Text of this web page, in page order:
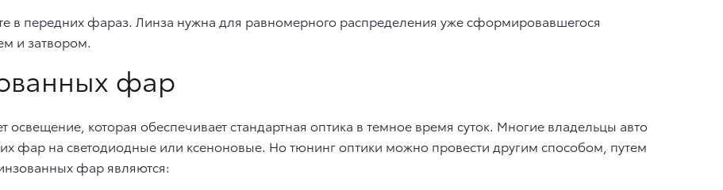
в передних фараз. Линза нужна для равномерного распределения уже сформировавшегося
и затвором.
фар
освещение, которая обеспечивает стандартная оптика в темное время суток. Многие владельцы авто
фар на светодиодные или ксеноновые. Но тюнинг оптики можно провести другим способом, путем
фар являются: